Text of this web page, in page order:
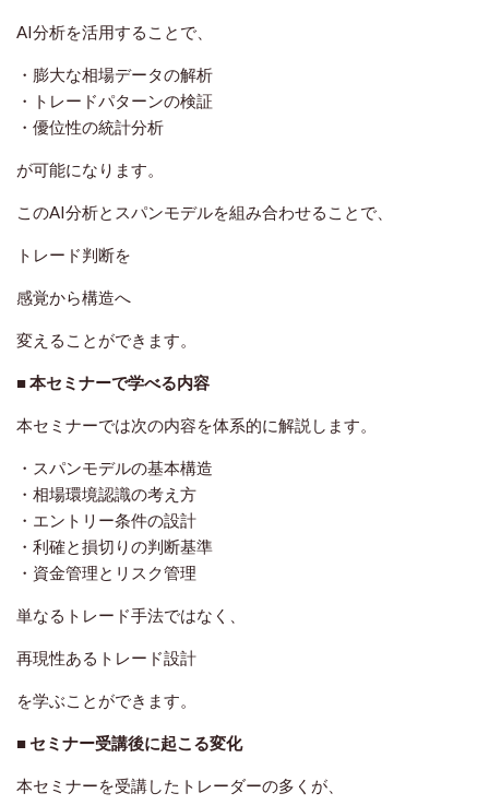
AI分析を活用することで、
・膨大な相場データの解析
・トレードパターンの検証
・優位性の統計分析
が可能になります。
このAI分析とスパンモデルを組み合わせることで、
トレード判断を
感覚から構造へ
変えることができます。
■ 本セミナーで学べる内容
本セミナーでは次の内容を体系的に解説します。
・スパンモデルの基本構造
・相場環境認識の考え方
・エントリー条件の設計
・利確と損切りの判断基準
・資金管理とリスク管理
単なるトレード手法ではなく、
再現性あるトレード設計
を学ぶことができます。
■ セミナー受講後に起こる変化
本セミナーを受講したトレーダーの多くが、